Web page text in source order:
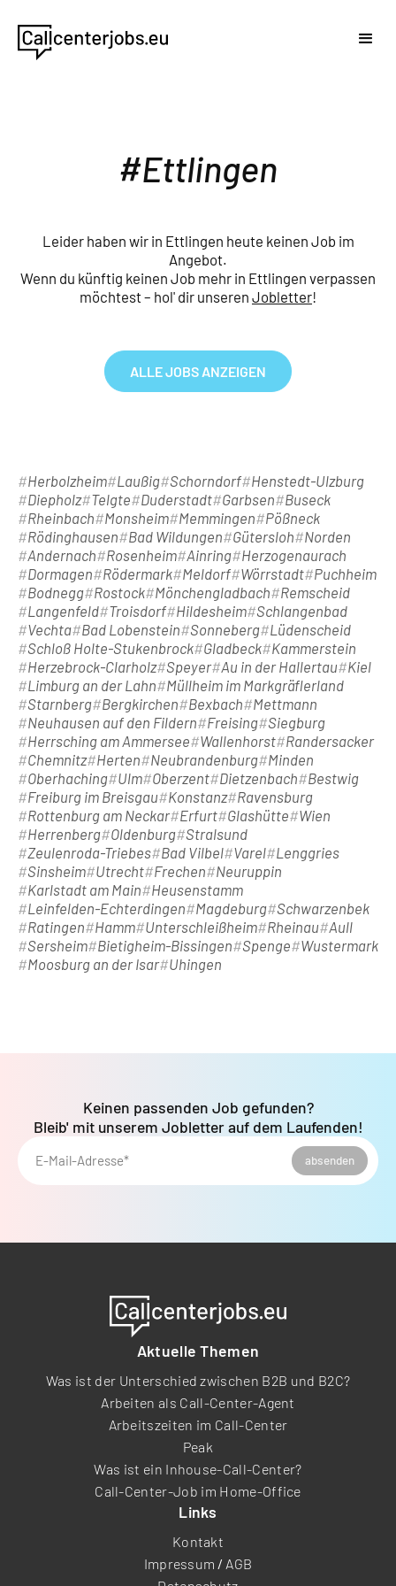
Ettlingen
Leider haben wir in Ettlingen heute keinen Job im
Angebot.
Wenn du künftig keinen Job mehr in Ettlingen verpassen
möchtest – hol' dir unseren Jobletter!
ALLE JOBS ANZEIGEN
Herbolzheim Laußig Schorndorf Henstedt-Ulzburg
Diepholz Telgte Duderstadt Garbsen
Buseck
Rheinbach
Monsheim Memmingen
Pößneck
Rödinghausen
Bad Wildungen Gütersloh
Norden
Andernach
Rosenheim Ainring Herzogenaurach
Dormagen
Rödermark Meldorf Wörrstadt Puchheim
Bodnegg Rostock Mönchengladbach
Remscheid
Langenfeld Troisdorf Hildesheim Schlangenbad
Vechta Bad Lobenstein Sonneberg Lüdenscheid
Schloß Holte-Stukenbrock Gladbeck Kammerstein
Herzebrock-Clarholz Speyer Au in der Hallertau
Kiel
Limburg an der Lahn
Müllheim im Markgräflerland
Starnberg Bergkirchen Bexbach
Mettmann
Neuhausen auf den Fildern
Freising Siegburg
Herrsching am Ammersee
Wallenhorst Randersacker
Chemnitz Herten Neubrandenburg Minden
Oberhaching Ulm Oberzent Dietzenbach
Bestwig
Freiburg im Breisgau
Konstanz Ravensburg
Rottenburg am Neckar Erfurt Glashütte
Wien
Herrenberg Oldenburg Stralsund
Zeulenroda-Triebes Bad Vilbel Varel Lenggries
Sinsheim Utrecht Frechen
Neuruppin
Karlstadt am Main
Heusenstamm
Leinfelden-Echterdingen
Magdeburg Schwarzenbek
Ratingen
Hamm Unterschleißheim Rheinau Aull
Sersheim Bietigheim-Bissingen Spenge
Wustermark
Moosburg an der Isar Uhingen
E-Mail-Adresse* absenden
Keinen passenden Job gefunden?
Bleib' mit unserem Jobletter auf dem Laufenden!
Aktuelle Themen
Was ist der Unterschied zwischen B2B und B2C?
Arbeiten als Call-Center-Agent
Arbeitszeiten im Call-Center
Peak
Was ist ein Inhouse-Call-Center?
Call-Center-Job im Home-Office
Links
Kontakt
Impressum / AGB